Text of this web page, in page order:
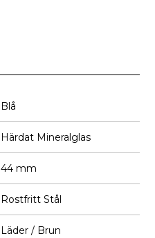
Blå
Härdat Mineralglas
44 mm
Rostfritt Stål
Läder / Brun